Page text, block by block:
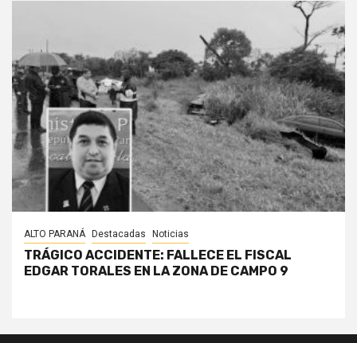
ALTO PARANÁ Destacadas Noticias
TRÁGICO ACCIDENTE: FALLECE EL FISCAL
EDGAR TORALES EN LA ZONA DE CAMPO 9